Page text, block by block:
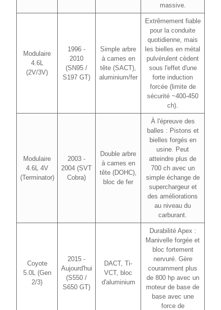
massive.
Modulaire
4.6L
(2V/3V)
1996 -
2010
(SN95 /
S197 GT)
Simple arbre
à cames en
tête (SACT),
aluminium/fer
Extrêmement fiable
pour la conduite
quotidienne, mais
les bielles en métal
pulvérulent cèdent
sous l'effet d'une
forte induction
forcée (limite de
sécurité ~400-450
ch).
Modulaire
4.6L 4V
(Terminator)
2003 -
2004 (SVT
Cobra)
Double arbre
à cames en
tête (DOHC),
bloc de fer
À l'épreuve des
balles : Pistons et
bielles forgés en
usine. Peut
atteindre plus de
700 ch avec un
simple échange de
superchargeur et
des améliorations
au niveau du
carburant.
Coyote
5.0L (Gen
2/3)
2015 -
Aujourd'hui
(S550 /
S650 GT)
DACT, Ti-
VCT, bloc
d'aluminium
Durabilité Apex :
Manivelle forgée et
bloc fortement
nervuré. Gère
couramment plus
de 800 hp avec un
moteur de base de
base avec une
force de